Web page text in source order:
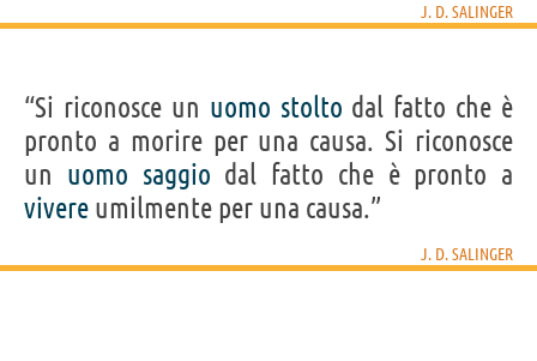
J. D. SALINGER
“Si riconosce un uomo stolto dal fatto che è
pronto a morire per una causa. Si riconosce
un uomo saggio dal fatto che è pronto a
vivere umilmente per una causa.”
J. D. SALINGER